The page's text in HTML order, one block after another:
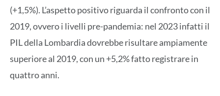
(+1,5%). L’aspetto positivo riguarda il confronto con il
2019, ovvero i livelli pre-pandemia: nel 2023 infatti il
PIL della Lombardia dovrebbe risultare ampiamente
superiore al 2019, con un +5,2% fatto registrare in
quattro anni.